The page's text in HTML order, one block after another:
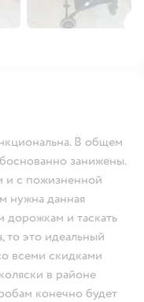
В общем
занижены.
и с пожизненной
нужна данная
дорожкам и таскать
то это идеальный
всеми скидками
в районе
конечно будет